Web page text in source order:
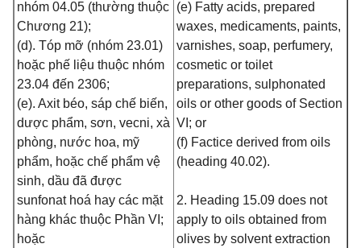
nhóm 04.05 (thường thuộc
Chương 21);
(d). Tóp mỡ (nhóm 23.01)
hoặc phế liệu thuộc nhóm
23.04 đến 2306;
(e). Axit béo, sáp chế biến,
dược phẩm, sơn, vecni, xà
phòng, nước hoa, mỹ
phẩm, hoặc chế phẩm vệ
sinh, dầu đã được
sunfonat hoá hay các mặt
hàng khác thuộc Phần VI;
hoặc
(e) Fatty acids, prepared
waxes, medicaments, paints,
varnishes, soap, perfumery,
cosmetic or toilet
preparations, sulphonated
oils or other goods of Section
VI; or
(f) Factice derived from oils
(heading 40.02).
2. Heading 15.09 does not
apply to oils obtained from
olives by solvent extraction